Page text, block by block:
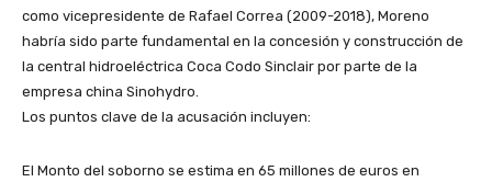
como vicepresidente de Rafael Correa (2009-2018), Moreno
habría sido parte fundamental en la concesión y construcción de
la central hidroeléctrica Coca Codo Sinclair por parte de la
empresa china Sinohydro.
​Los puntos clave de la acusación incluyen:
El ​Monto del soborno se estima en 65 millones de euros en